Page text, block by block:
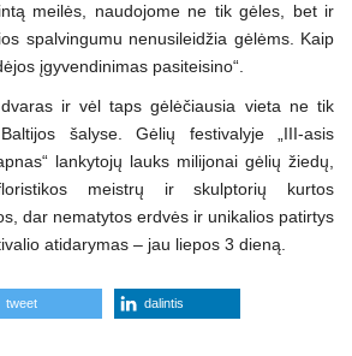
meilės, naudojome ne tik gėles, bet ir
spalvingumu nenusileidžia gėlėms. Kaip
įgyvendinimas pasiteisino“.
ir vėl taps gėlėčiausia vieta ne tik
šalyse. Gėlių festivalyje „III-asis
lankytojų lauks milijonai gėlių žiedų,
meistrų ir skulptorių kurtos
dar nematytos erdvės ir unikalios patirtys
atidarymas – jau liepos 3 dieną.
tweet dalintis